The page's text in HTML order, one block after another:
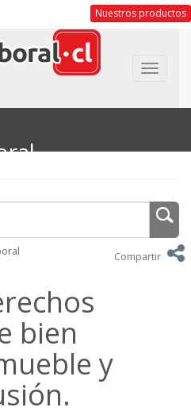
Nuestros productos
Toggle
Compartir
bien
y